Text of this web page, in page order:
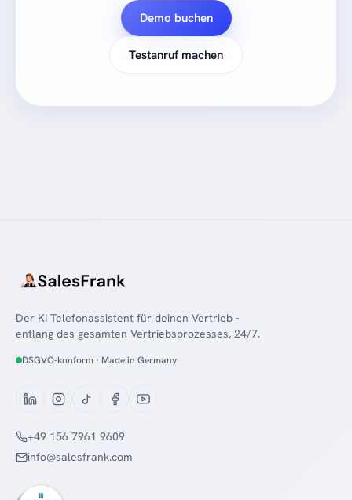
Demo buchen
Testanruf machen
Der KI Telefonassistent für deinen Vertrieb -
entlang des gesamten Vertriebsprozesses, 24/7.
DSGVO-konform · Made in Germany
+49 156 7961 9609
info@salesfrank.com